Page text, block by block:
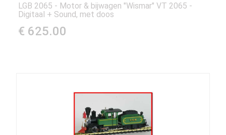
LGB 2065 - Motor & bijwagen "Wismar" VT 2065 -
Digitaal + Sound, met doos
€ 625.00